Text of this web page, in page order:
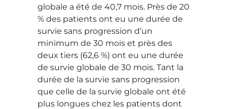
globale a été de 40,7 mois. Près de 20
% des patients ont eu une durée de
survie sans progression d’un
minimum de 30 mois et près des
deux tiers (62,6 %) ont eu une durée
de survie globale de 30 mois. Tant la
durée de la survie sans progression
que celle de la survie globale ont été
plus longues chez les patients dont